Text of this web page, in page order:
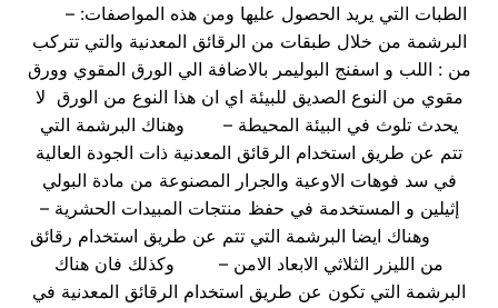
الطبات التي يريد الحصول عليها ومن هذه المواصفات: –
البرشمة من خلال طبقات من الرقائق المعدنية والتي تتركب
من : اللب و اسفنج البوليمر بالاضافة الي الورق المقوي وورق
مقوي من النوع الصديق للبيئة اي ان هذا النوع من الورق لا
يحدث تلوث في البيئة المحيطة – وهناك البرشمة التي
تتم عن طريق استخدام الرقائق المعدنية ذات الجودة العالية
في سد فوهات الاوعية والجرار المصنوعة من مادة البولي
إثيلين و المستخدمة في حفظ منتجات المبيدات الحشرية –
وهناك ايضا البرشمة التي تتم عن طريق استخدام رقائق
من الليزر الثلاثي الابعاد الامن – وكذلك فان هناك
البرشمة التي تكون عن طريق استخدام الرقائق المعدنية في